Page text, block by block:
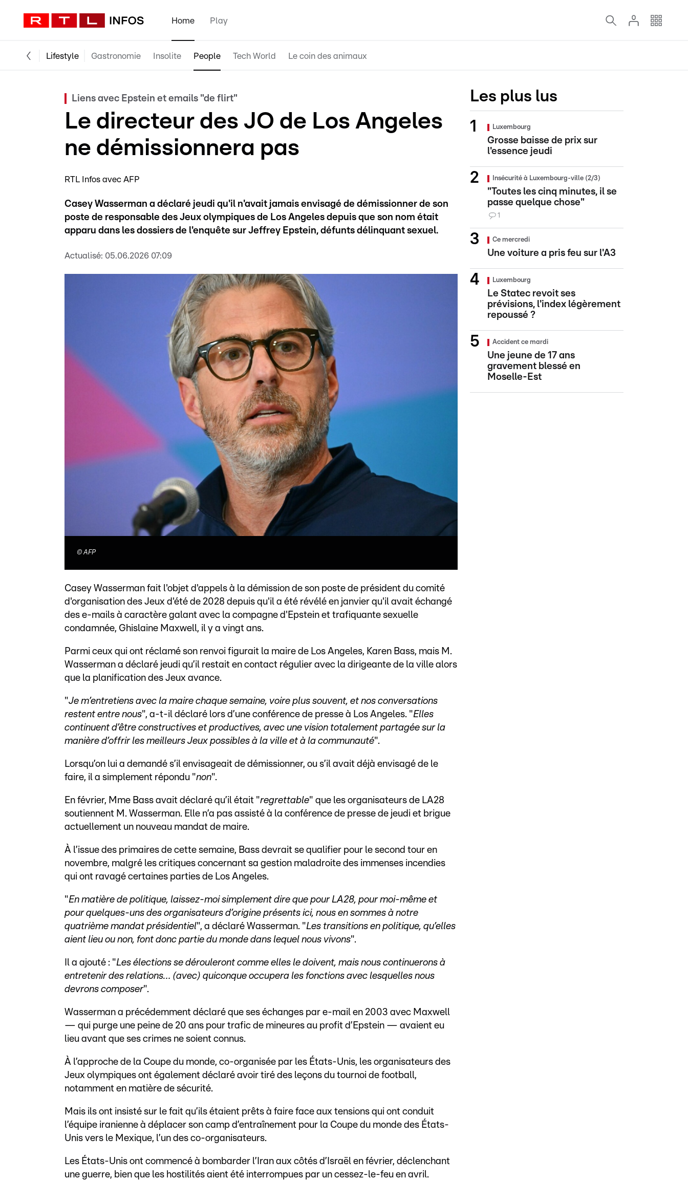
Home Play
Lifestyle Gastronomie Insolite People Tech World Le coin des animaux
Liens avec Epstein et emails "de flirt"
Le directeur des JO de Los Angeles
ne démissionnera pas
RTL Infos avec AFP
Casey Wasserman a déclaré jeudi qu'il n'avait jamais envisagé de démissionner de son
poste de responsable des Jeux olympiques de Los Angeles depuis que son nom était
apparu dans les dossiers de l'enquête sur Jeffrey Epstein, défunts délinquant sexuel.
Actualisé: 05.06.2026 07:09
©AFP
Casey Wasserman fait l'objet d'appels à la démission de son poste de président du comité
d'organisation des Jeux d'été de 2028 depuis qu'il a été révélé en janvier qu'il avait échangé
des e-mails à caractère galant avec la compagne d'Epstein et trafiquante sexuelle
condamnée, Ghislaine Maxwell, il y a vingt ans.
Parmi ceux qui ont réclamé son renvoi figurait la maire de Los Angeles, Karen Bass, mais M.
Wasserman a déclaré jeudi qu’il restait en contact régulier avec la dirigeante de la ville alors
que la planification des Jeux avance.
"Je m’entretiens avec la maire chaque semaine, voire plus souvent, et nos conversations
restent entre nous", a-t-il déclaré lors d’une conférence de presse à Los Angeles. "Elles
continuent d’être constructives et productives, avec une vision totalement partagée sur la
manière d’offrir les meilleurs Jeux possibles à la ville et à la communauté".
Lorsqu’on lui a demandé s’il envisageait de démissionner, ou s’il avait déjà envisagé de le
faire, il a simplement répondu "non".
En février, Mme Bass avait déclaré qu’il était "regrettable" que les organisateurs de LA28
soutiennent M. Wasserman. Elle n’a pas assisté à la conférence de presse de jeudi et brigue
actuellement un nouveau mandat de maire.
À l’issue des primaires de cette semaine, Bass devrait se qualifier pour le second tour en
novembre, malgré les critiques concernant sa gestion maladroite des immenses incendies
qui ont ravagé certaines parties de Los Angeles.
"En matière de politique, laissez-moi simplement dire que pour LA28, pour moi-même et
pour quelques-uns des organisateurs d’origine présents ici, nous en sommes à notre
quatrième mandat présidentiel", a déclaré Wasserman. "Les transitions en politique, qu’elles
aient lieu ou non, font donc partie du monde dans lequel nous vivons".
Il a ajouté : "Les élections se dérouleront comme elles le doivent, mais nous continuerons à
entretenir des relations… (avec) quiconque occupera les fonctions avec lesquelles nous
devrons composer".
Wasserman a précédemment déclaré que ses échanges par e-mail en 2003 avec Maxwell
— qui purge une peine de 20 ans pour trafic de mineures au profit d’Epstein — avaient eu
lieu avant que ses crimes ne soient connus.
À l’approche de la Coupe du monde, co-organisée par les États-Unis, les organisateurs des
Jeux olympiques ont également déclaré avoir tiré des leçons du tournoi de football,
notamment en matière de sécurité.
Mais ils ont insisté sur le fait qu’ils étaient prêts à faire face aux tensions qui ont conduit
l’équipe iranienne à déplacer son camp d’entraînement pour la Coupe du monde des États-
Unis vers le Mexique, l’un des co-organisateurs.
Les États-Unis ont commencé à bombarder l’Iran aux côtés d’Israël en février, déclenchant
une guerre, bien que les hostilités aient été interrompues par un cessez-le-feu en avril.
Les plus lus
Luxembourg
Grosse baisse de prix sur
l'essence jeudi
Insécurité à Luxembourg-ville (2/3)
"Toutes les cinq minutes, il se
passe quelque chose"
1
Ce mercredi
Une voiture a pris feu sur l'A3
Luxembourg
Le Statec revoit ses
prévisions, l'index légèrement
repoussé ?
Accident ce mardi
Une jeune de 17 ans
gravement blessé en
Moselle-Est